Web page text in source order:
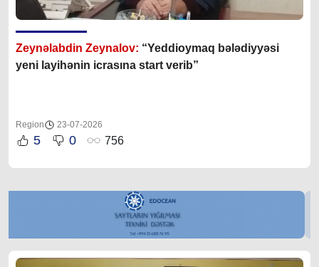
Zeynəlabdin Zeynalov: “Yeddioymaq bələdiyyəsi
yeni layihənin icrasına start verib”
Region 23-07-2026
5 0 756